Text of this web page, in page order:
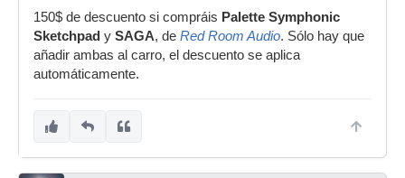
150$ de descuento si compráis Palette Symphonic
Sketchpad y SAGA, de Red Room Audio. Sólo hay que
añadir ambas al carro, el descuento se aplica
automáticamente.